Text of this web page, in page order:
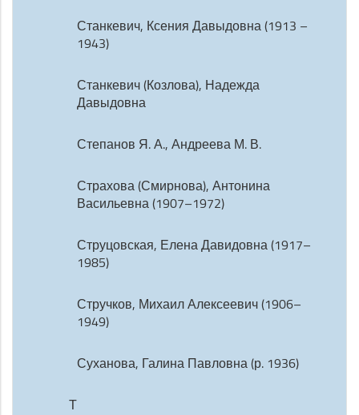
Станкевич, Ксения Давыдовна (1913 –
1943)
Станкевич (Козлова), Надежда
Давыдовна
Степанов Я. А., Андреева М. В.
Страхова (Смирнова), Антонина
Васильевна (1907–1972)
Струцовская, Елена Давидовна (1917–
1985)
Стручков, Михаил Алексеевич (1906–
1949)
Суханова, Галина Павловна (р. 1936)
Т